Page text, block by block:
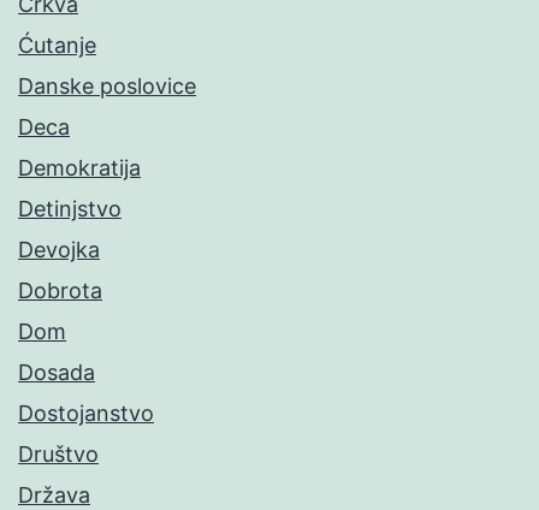
Ćutanje
Danske poslovice
Deca
Demokratija
Detinjstvo
Devojka
Dobrota
Dom
Dosada
Dostojanstvo
Društvo
Država